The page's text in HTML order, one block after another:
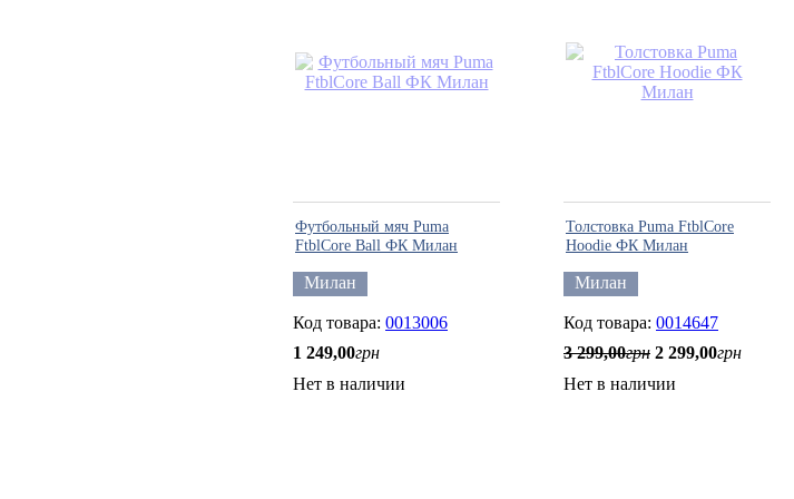
Футбольный мяч Puma
FtblCore Ball ФК Милан
Милан
0013006
1 249,00грн
Нет в наличии
Толстовка Puma FtblCore
Hoodie ФК Милан
Милан
0014647
3 299,00грн 2 299,00грн
Нет в наличии